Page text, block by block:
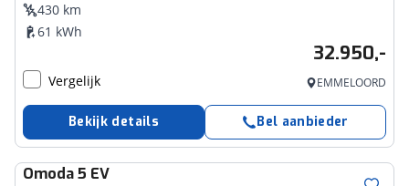
430 km
61 kWh
32.950,-
Vergelijk EMMELOORD
Bekijk details Bel aanbieder
Omoda5 EV